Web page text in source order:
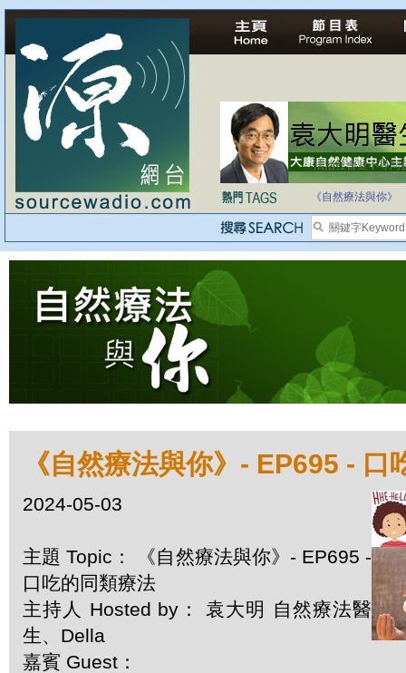
法治社會並不等同
自家教育合法化-
《自然療法與你》
《自然療法與你》- EP695 - 口
2024-05-03
主題 Topic： 《自然療法與你》- EP695 -
口吃的同類療法
主持人 Hosted by： 袁大明 自然療法醫
生、Della
嘉賓 Guest：